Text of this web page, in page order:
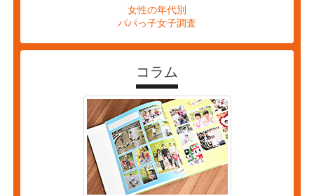
女性の年代別
パパっ子女子調査
コラム